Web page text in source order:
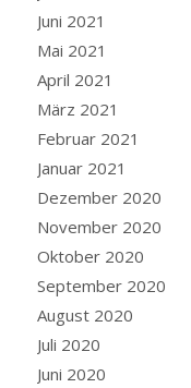
Juni 2021
Mai 2021
April 2021
März 2021
Februar 2021
Januar 2021
Dezember 2020
November 2020
Oktober 2020
September 2020
August 2020
Juli 2020
Juni 2020